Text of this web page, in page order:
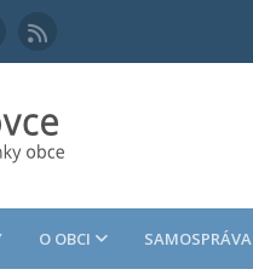
O OBCI SAMOSPRÁVA